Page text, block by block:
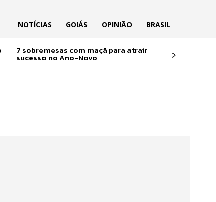
NOTÍCIAS GOIÁS OPINIÃO BRASIL
7 sobremesas com maçã para atrair
sucesso no Ano-Novo